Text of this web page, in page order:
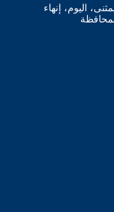
اليوم، إنهاء